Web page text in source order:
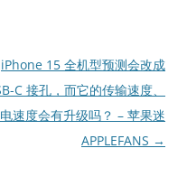
iPhone 15 全机型预测会改成
C 接孔，而它的传输速度、
速度会有升级吗？ – 苹果迷
APPLEFANS →